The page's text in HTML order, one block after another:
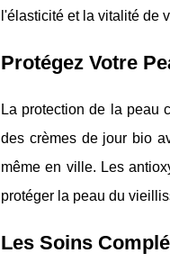
l'élasticité et la vitalité de
Protégez Votre
La protection de la peau
des crèmes de jour bio
même en ville. Les
protéger la peau du
Les Soins